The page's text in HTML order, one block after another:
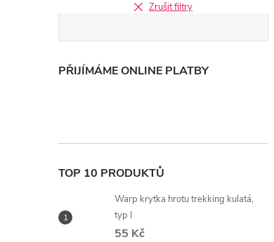
Zrušit filtry
PŘIJÍMÁME ONLINE PLATBY
TOP 10 PRODUKTŮ
Warp krytka hrotu trekking kulatá,
typ I
55 Kč